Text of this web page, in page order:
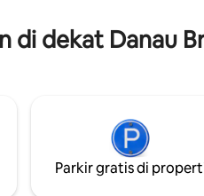
tamu terbuka yang cerah
lengkap, kamar tidur yang
di dekat Danau
Parkir gratis di